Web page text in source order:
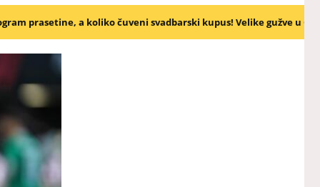
svadbarski kupus! Velike gužve u Guči, pare se ovde ne štede